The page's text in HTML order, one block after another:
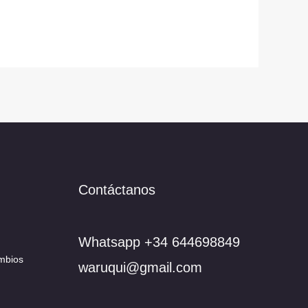
Contáctanos
Whatsapp +34 644698849
waruqui@gmail.com